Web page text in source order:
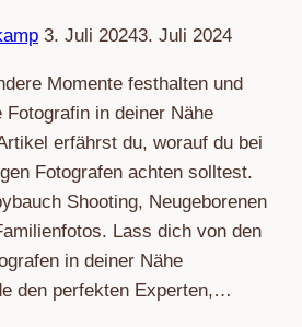
3. Juli 20243. Juli 2024
Momente festhalten und
in deiner Nähe
erfährst du, worauf du bei
Fotografen achten solltest.
Shooting, Neugeborenen
Lass dich von den
in deiner Nähe
den perfekten Experten,…